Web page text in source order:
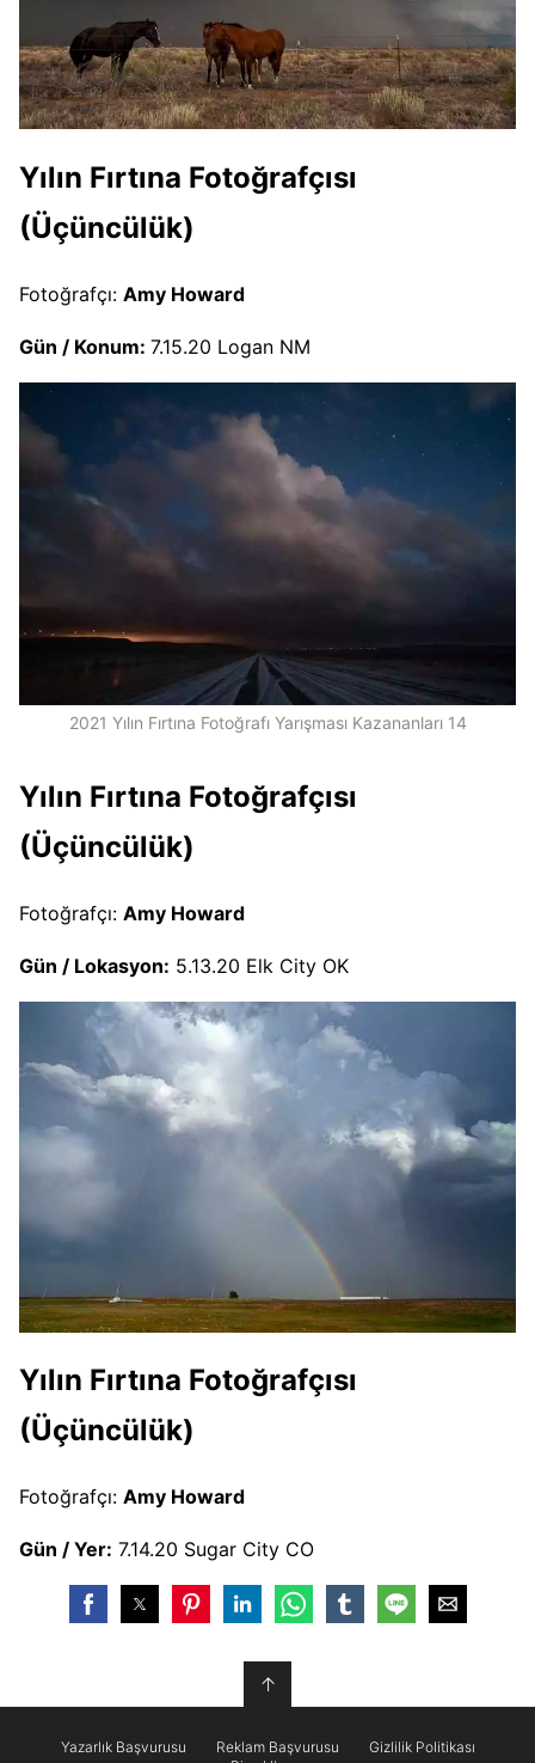
Yılın Fırtına Fotoğrafçısı
(Üçüncülük)
Fotoğrafçı: Amy Howard
Gün / Konum: 7.15.20 Logan NM
2021 Yılın Fırtına Fotoğrafı Yarışması Kazananları 14
Yılın Fırtına Fotoğrafçısı
(Üçüncülük)
Fotoğrafçı: Amy Howard
Gün / Lokasyon: 5.13.20 Elk City OK
Yılın Fırtına Fotoğrafçısı
(Üçüncülük)
Fotoğrafçı: Amy Howard
Gün / Yer: 7.14.20 Sugar City CO
↑
Yazarlık Başvurusu Reklam Başvurusu
Gizlilik Politikası